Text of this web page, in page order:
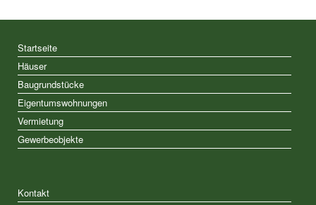
Startseite
Häuser
Baugrundstücke
Eigentumswohnungen
Vermietung
Gewerbeobjekte
Kontakt